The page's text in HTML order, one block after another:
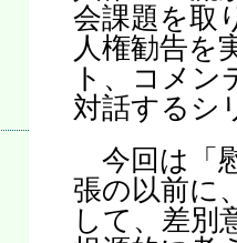
会課題を取
人権勧告を
ト、コメン
対話するシ
今回は「
張の以前に
して、差別